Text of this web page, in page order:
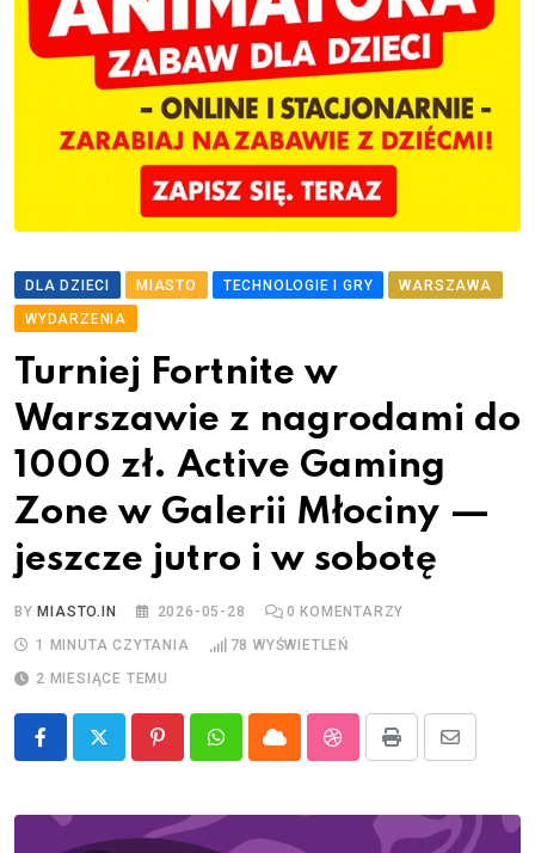
DLA DZIECI MIASTO TECHNOLOGIE I GRY
WARSZAWA
WYDARZENIA
Turniej Fortnite w
Warszawie z nagrodami do
1000 zł. Active Gaming
Zone w Galerii Młociny —
jeszcze jutro i w sobotę
BYMIASTO.IN 2026-05-28 0 KOMENTARZY
1 MINUTA CZYTANIA
78 WYŚWIETLEŃ
2 MIESIĄCE TEMU
PinterestWhatsappCloud StumbleUpon
Print
Share
Email